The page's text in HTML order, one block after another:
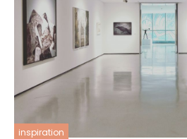
inspiration